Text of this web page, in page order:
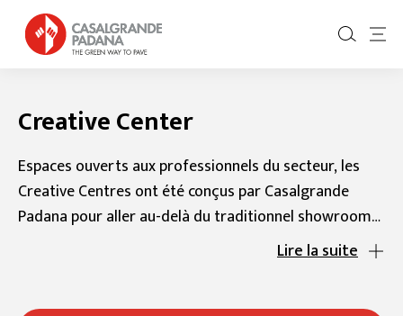
Creative Center
Espaces ouverts aux professionnels du secteur, les
Creative Centres ont été conçus par Casalgrande
Padana pour aller au-delà du traditionnel showroom
commercial, et représentent un lieu de rencontre
Lire la suite